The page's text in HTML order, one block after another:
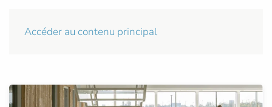
Accéder au contenu principal